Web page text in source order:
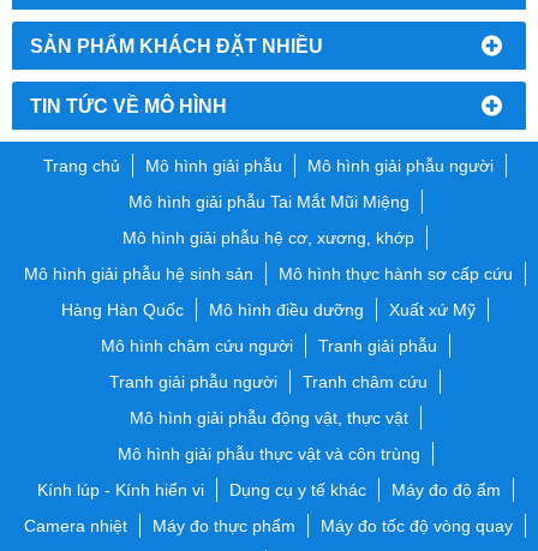
SẢN PHẨM KHÁCH ĐẶT NHIỀU
TIN TỨC VỀ MÔ HÌNH
Trang chủ Mô hình giải phẫu
Mô hình giải phẫu người
Mô hình giải phẫu Tai Mắt Mũi Miệng
Mô hình giải phẫu hệ cơ, xương, khớp
Mô hình giải phẫu hệ sinh sản
Mô hình thực hành sơ cấp cứu
Hàng Hàn Quốc
Mô hình điều dưỡng
Xuất xứ Mỹ
Mô hình châm cứu người
Tranh giải phẫu
Tranh giải phẫu người
Tranh châm cứu
Mô hình giải phẫu động vật, thực vật
Mô hình giải phẫu thực vật và côn trùng
Kính lúp - Kính hiển vi
Dụng cụ y tế khác
Máy đo độ ẩm
Camera nhiệt
Máy đo thực phẩm
Máy đo tốc độ vòng quay